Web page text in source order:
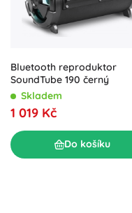
Bluetooth reproduktor
SoundTube 190 černý
Skladem
1 019 Kč
Do košíku